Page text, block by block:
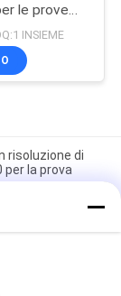
le prove
INSIEME
risoluzione di
per la prova
del singolo
di impatto di